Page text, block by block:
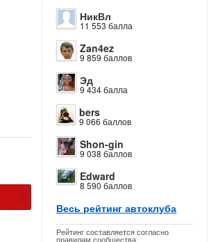
НикВл
11 553 балла
Zan4ez
9 859 баллов
Эд
9 434 балла
bers
9 066 баллов
Shon-gin
9 038 баллов
Edward
8 590 баллов
Весь рейтинг автоклуба
Рейтинг составляется согласно
правилам сообщества.
х